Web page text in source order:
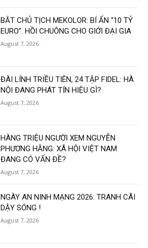
BẮT CHỦ TỊCH MEKOLOR: BÍ ẨN “10 TỶ
EURO”. HỒI CHUÔNG CHO GIỚI ĐẠI GIA
August 7, 2026
ĐÀI LÍNH TRIỀU TIÊN, 24 TẬP FIDEL: HÀ
NỘI ĐANG PHÁT TÍN HIỆU GÌ?
August 7, 2026
HÀNG TRIỆU NGƯỜI XEM NGUYỄN
PHƯƠNG HẰNG: XÃ HỘI VIỆT NAM
ĐANG CÓ VẤN ĐỀ?
August 7, 2026
NGÀY AN NINH MẠNG 2026: TRANH CÃI
DẬY SÓNG !
August 7, 2026